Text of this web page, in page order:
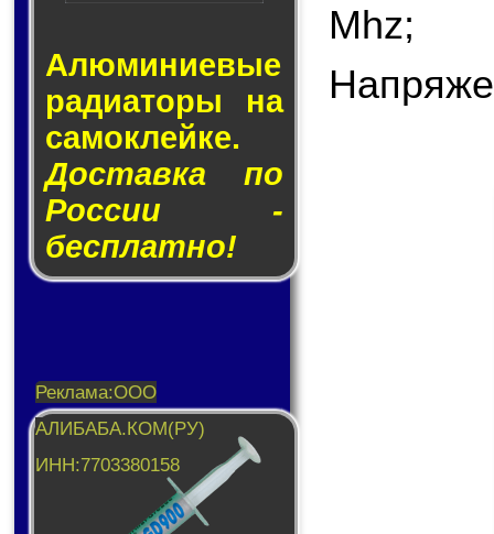
Алюминие­вые
ра­ди­а­то­ры на
са­мо­клей­ке.
Доставка по
России -
бесплатно!
Mhz;